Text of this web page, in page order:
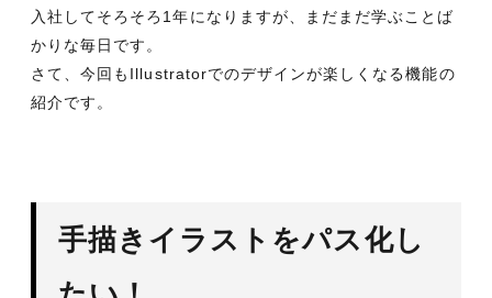
入社してそろそろ1年になりますが、まだまだ学ぶことば
かりな毎日です。
さて、今回もIllustratorでのデザインが楽しくなる機能の
紹介です。
手描きイラストをパス化し